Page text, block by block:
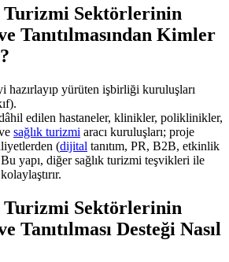
Turizmi Sektörlerinin
Tanıtılmasından Kimler
hazırlayıp yürüten işbirliği kuruluşları
edilen hastaneler, klinikler, poliklinikler,
sağlık turizmi aracı kuruluşları; proje
(dijital tanıtım, PR, B2B, etkinlik
yapı, diğer sağlık turizmi teşvikleri ile
Turizmi Sektörlerinin
Tanıtılması Desteği Nasıl